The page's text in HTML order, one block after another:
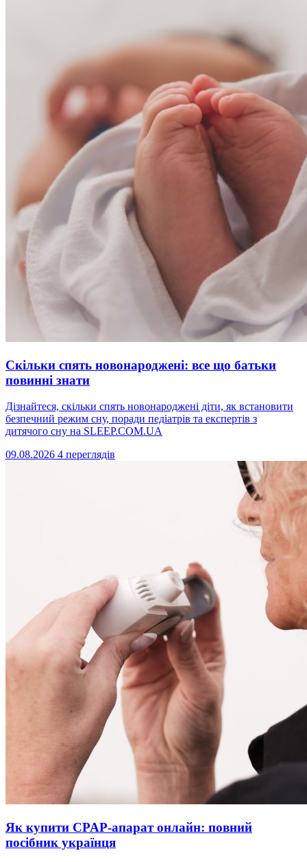
Скільки спять новонароджені: все що батьки
повинні знати
Дізнайтеся, скільки спять новонароджені діти, як встановити
безпечний режим сну, поради педіатрів та експертів з
дитячого сну на SLEEP.COM.UA
09.08.2026 4 переглядів
Як купити CPAP-апарат онлайн: повний
посібник українця